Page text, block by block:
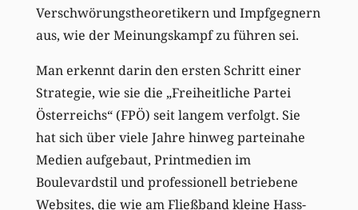
Verschwörungstheoretikern und Impfgegnern
aus, wie der Meinungskampf zu führen sei.
Man erkennt darin den ersten Schritt einer
Strategie, wie sie die „Freiheitliche Partei
Österreichs“ (FPÖ) seit langem verfolgt. Sie
hat sich über viele Jahre hinweg parteinahe
Medien aufgebaut, Printmedien im
Boulevardstil und professionell betriebene
Websites, die wie am Fließband kleine Hass-